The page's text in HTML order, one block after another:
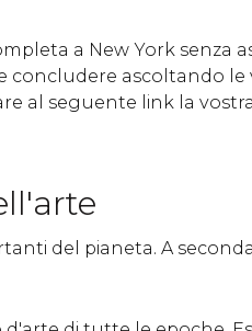
a New York senza
concludere ascoltando le
al seguente link la vostra
del pianeta. A